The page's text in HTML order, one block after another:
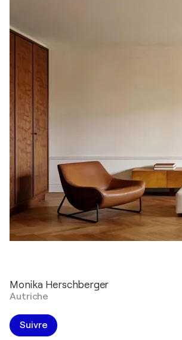
Monika Herschberger
Autriche
Suivre